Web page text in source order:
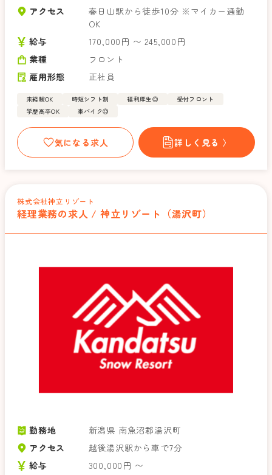
アクセス
春日山駅から徒歩10分 ※マイカー通勤
OK
給与
170,000円 〜 245,000円
業種
フロント
雇用形態
正社員
未経験OK 時短シフト制 福利厚生◎
受付フロント
学歴高卒OK
車バイク◎
気になる求人 詳しく見る 〉
株式会社神立リゾート
経理業務の求人 / 神立リゾート（湯沢町）
勤務地
新潟県 南魚沼郡湯沢町
アクセス
越後湯沢駅から車で7分
給与
300,000円 〜